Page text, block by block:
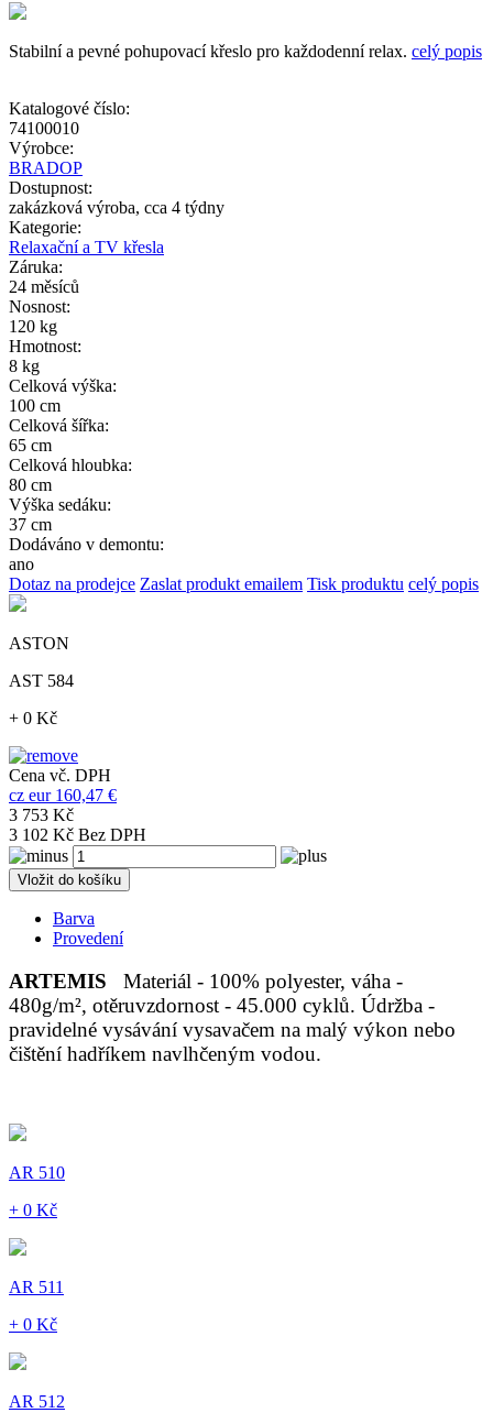
Stabilní a pevné pohupovací křeslo pro každodenní relax. celý popis
Katalogové číslo:
74100010
Výrobce:
BRADOP
Dostupnost:
zakázková výroba, cca 4 týdny
Kategorie:
Relaxační a TV křesla
Záruka:
24 měsíců
Nosnost:
120 kg
Hmotnost:
8 kg
Celková výška:
100 cm
Celková šířka:
65 cm
Celková hloubka:
80 cm
Výška sedáku:
37 cm
Dodáváno v demontu:
ano
Dotaz na prodejce Zaslat produkt emailem Tisk produktu celý popis
ASTON
AST 584
+ 0 Kč
Cena vč. DPH
cz eur 160,47 €
3 753 Kč
3 102 Kč Bez DPH
Vložit do košíku
Barva
Provedení
ARTEMIS
Materiál - 100% polyester, váha -
480g/m², otěruvzdornost - 45.000 cyklů. Údržba -
pravidelné vysávání vysavačem na malý výkon nebo
čištění hadříkem navlhčeným vodou.
AR 510
+ 0 Kč
AR 511
+ 0 Kč
AR 512